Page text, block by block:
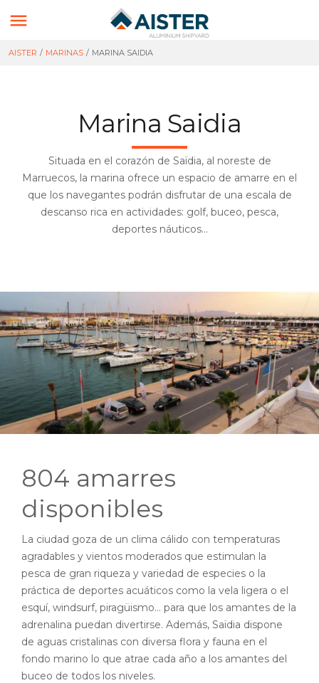

AISTER / MARINAS / MARINA SAIDIA
Marina Saidia
Situada en el corazón de Saïdia, al noreste de
Marruecos, la marina ofrece un espacio de amarre en el
que los navegantes podrán disfrutar de una escala de
descanso rica en actividades: golf, buceo, pesca,
deportes náuticos…
804 amarres
disponibles
La ciudad goza de un clima cálido con temperaturas
agradables y vientos moderados que estimulan la
pesca de gran riqueza y variedad de especies o la
práctica de deportes acuáticos como la vela ligera o el
esquí, windsurf, piragüismo… para que los amantes de la
adrenalina puedan divertirse. Además, Saïdia dispone
de aguas cristalinas con diversa flora y fauna en el
fondo marino lo que atrae cada año a los amantes del
buceo de todos los niveles.